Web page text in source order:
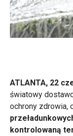
ATLANTA, 22
światowy
ochrony zdrowia,
kontrolowaną